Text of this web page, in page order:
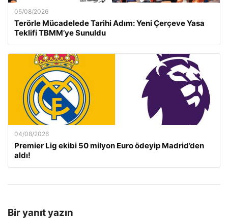
05/08/2026
Terörle Mücadelede Tarihi Adım: Yeni Çerçeve Yasa
Teklifi TBMM’ye Sunuldu
04/08/2026
Premier Lig ekibi 50 milyon Euro ödeyip Madrid’den
aldı!
Bir yanıt yazın